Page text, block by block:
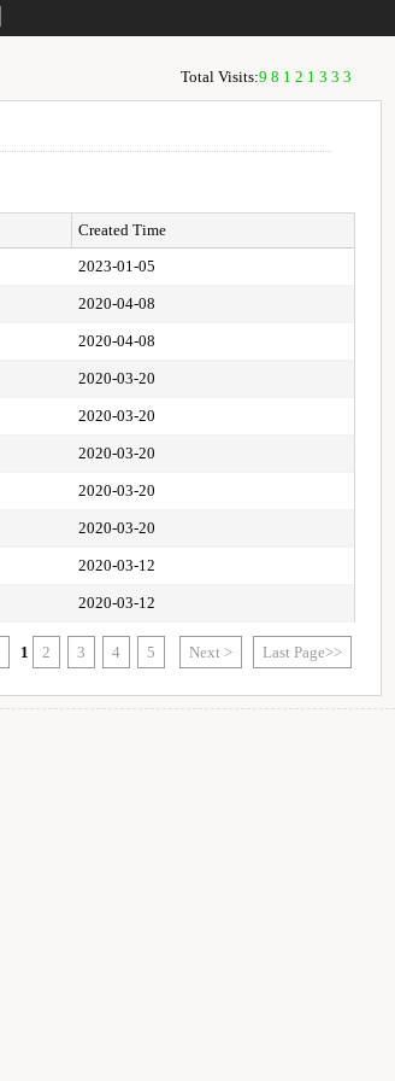
Total Visits:98121333
Created Time
2023-01-05
2020-04-08
2020-04-08
2020-03-20
2020-03-20
2020-03-20
2020-03-20
2020-03-20
2020-03-12
2020-03-12
1 2 3 4 5 Next > Last Page>>